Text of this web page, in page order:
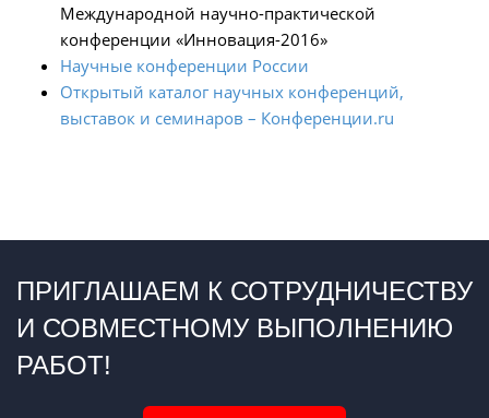
Международной научно-практической
конференции «Инновация-2016»
Научные конференции России
Открытый каталог научных конференций,
выставок и семинаров – Конференции.ru
ПРИГЛАШАЕМ К СОТРУДНИЧЕСТВУ
И СОВМЕСТНОМУ ВЫПОЛНЕНИЮ
РАБОТ!